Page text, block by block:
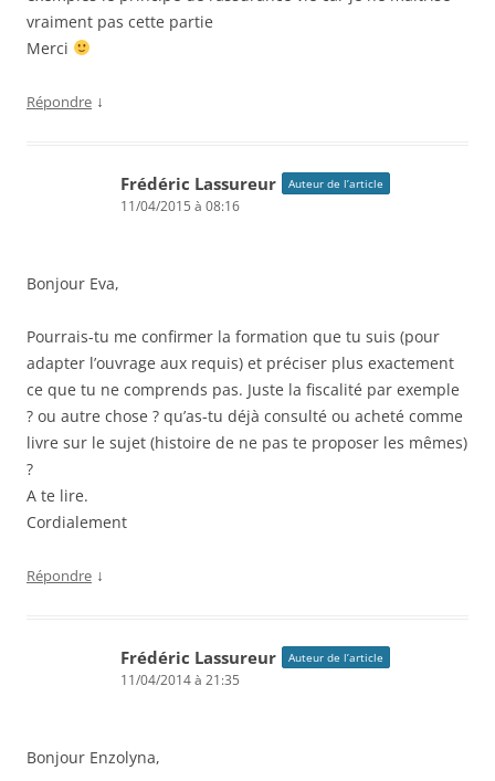
vraiment pas cette partie
Merci
Répondre ↓
Frédéric Lassureur Auteur de l’article
11/04/2015 à 08:16
Bonjour Eva,
Pourrais-tu me confirmer la formation que tu suis (pour
adapter l’ouvrage aux requis) et préciser plus exactement
ce que tu ne comprends pas. Juste la fiscalité par exemple
? ou autre chose ? qu’as-tu déjà consulté ou acheté comme
livre sur le sujet (histoire de ne pas te proposer les mêmes)
?
A te lire.
Cordialement
Répondre ↓
Frédéric Lassureur Auteur de l’article
11/04/2014 à 21:35
Bonjour Enzolyna,